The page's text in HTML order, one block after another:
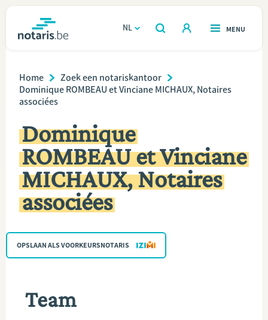
inhoud
gaan
NL
OPEN
ZOEKEN
OPEN
MENU
Wonen
Erven & schenken
Ondernemen
Over de notaris
Rekenmodules
VIND EEN NOTARIS
Breadcrumb
Home
Zoek een notariskantoor
Dominique ROMBEAU et Vinciane MICHAUX, Notaires
associées
Dominique
ROMBEAU et Vinciane
MICHAUX, Notaires
associées
OPSLAAN ALS VOORKEURSNOTARIS
Team